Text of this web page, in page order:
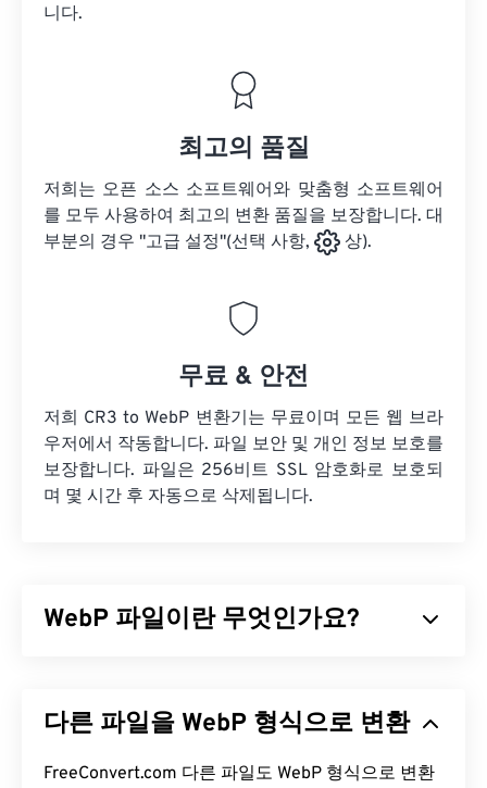
니다.
최고의 품질
저희는 오픈 소스 소프트웨어와 맞춤형 소프트웨어
를 모두 사용하여 최고의 변환 품질을 보장합니다. 대
부분의 경우 "고급 설정"(선택 사항,
상).
무료 & 안전
저희 CR3 to WebP 변환기는 무료이며 모든 웹 브라
우저에서 작동합니다. 파일 보안 및 개인 정보 보호를
보장합니다. 파일은 256비트 SSL 암호화로 보호되
며 몇 시간 후 자동으로 삭제됩니다.
WebP 파일이란 무엇인가요?
스 파일 형식입니다. WebP 이미지는JPEG(JPG)및
30% 더 작지만 시각적 품질은 비슷합니다. WebP 이
다른 파일을 WebP 형식으로 변환
FreeConvert.com 다른 파일도 WebP 형식으로 변환